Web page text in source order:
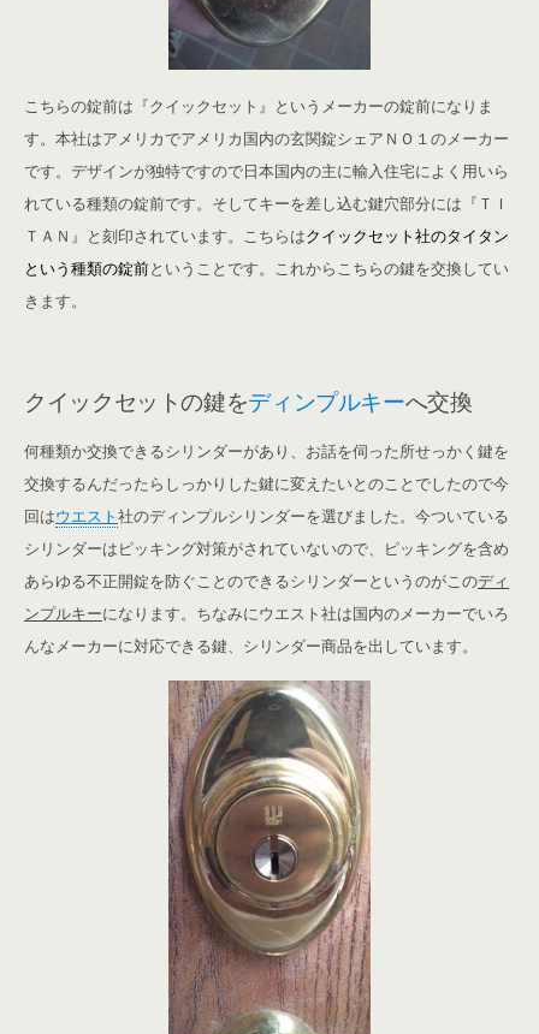
こちらの錠前は『クイックセット』というメーカーの錠前になりま
す。本社はアメリカでアメリカ国内の玄関錠シェアＮＯ１のメーカー
です。デザインが独特ですので日本国内の主に輸入住宅によく用いら
れている種類の錠前です。そしてキーを差し込む鍵穴部分には『ＴＩ
ＴＡＮ』と刻印されています。こちらはクイックセット社のタイタン
という種類の錠前ということです。これからこちらの鍵を交換してい
きます。
クイックセットの鍵をディンプルキーへ交換
何種類か交換できるシリンダーがあり、お話を伺った所せっかく鍵を
交換するんだったらしっかりした鍵に変えたいとのことでしたので今
回はウエスト社のディンプルシリンダーを選びました。今ついている
シリンダーはピッキング対策がされていないので、ピッキングを含め
あらゆる不正開錠を防ぐことのできるシリンダーというのがこのディ
ンプルキーになります。ちなみにウエスト社は国内のメーカーでいろ
んなメーカーに対応できる鍵、シリンダー商品を出しています。